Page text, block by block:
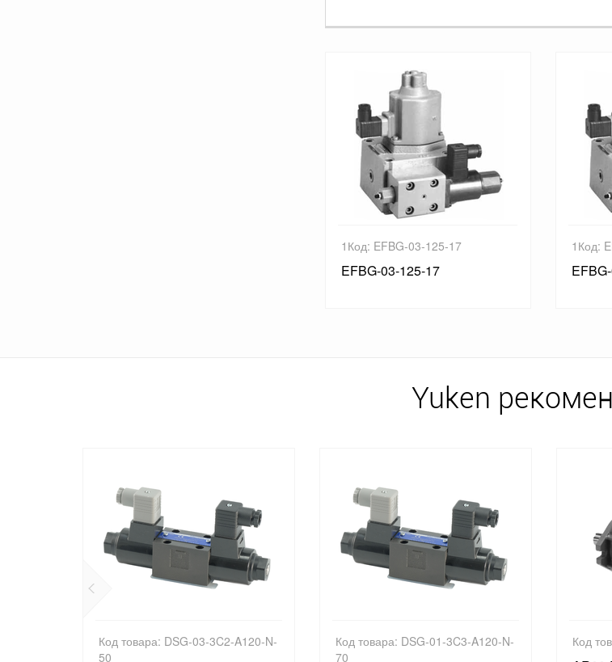
1Код: EFBG-03-125-17
EFBG-03-125-17
1Код:
Yuken
Код товара: DSG-03-3C2-A120-N-
50
Код товара: DSG-01-3C3-A120-N-
70
Код